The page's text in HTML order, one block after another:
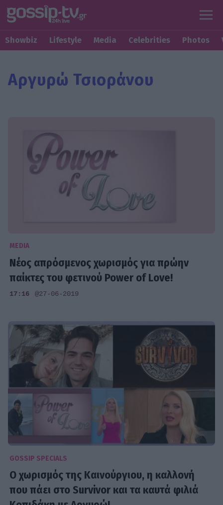
Showbiz Lifestyle Media Celebrities Photos
Αργυρώ Τσιοράνου
MEDIA
Νέος απρόσμενος χωρισμός για πρώην
παίκτες του φετινού Power of Love!
17:16 @27-06-2019
GOSSIP SPECIALS
Ο χωρισμός της Καινούργιου, η καλλονή
που πάει στο Survivor και τα καυτά φιλιά